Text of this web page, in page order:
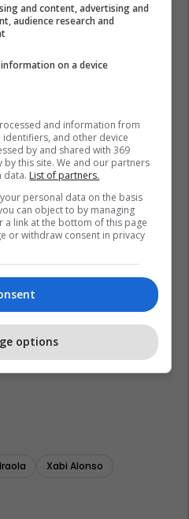
Xabi Alonso
and content, advertising and
audience research and
on a device
and information from
and other device
by and shared with 369
this site. We and our partners
data. List of partners.
personal data on the basis
can object to by managing
link at the bottom of this page
or withdraw consent in privacy
options